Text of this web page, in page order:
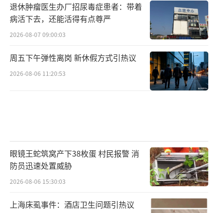
退休肿瘤医生办厂招尿毒症患者：带着
病活下去，还能活得有点尊严
2026-08-07 09:00:03
周五下午弹性离岗 新休假方式引热议
2026-08-06 11:20:53
眼镜王蛇筑窝产下38枚蛋 村民报警 消
防员迅速处置威胁
2026-08-06 15:30:03
上海床虱事件：酒店卫生问题引热议